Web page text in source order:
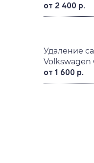
от 2 400 р.
Удаление
Volkswagen
от 1 600 р.